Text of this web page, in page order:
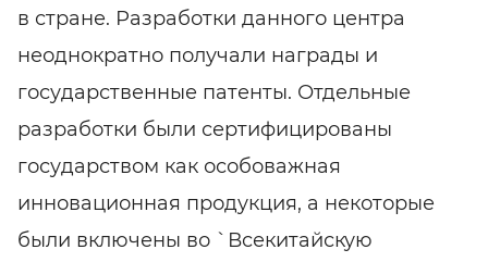
в стране. Разработки данного центра
неоднократно получали награды и
государственные патенты. Отдельные
разработки были сертифицированы
государством как особоважная
инновационная продукция, а некоторые
были включены во `Всекитайскую